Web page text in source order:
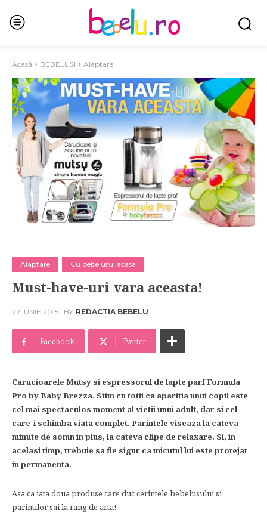
Acasă BEBELUSI Alaptare
Alaptare Cu bebelusul acasa
Must-have-uri vara aceasta!
22 IUNIE 2015 BY REDACTIA BEBELU
Facebook Twitter
Carucioarele Mutsy si espressorul de lapte parf Formula
Pro by Baby Brezza. Stim cu totii ca aparitia unui copil este
cel mai spectaculos moment al vietii unui adult, dar si cel
care-i schimba viata complet. Parintele viseaza la cateva
minute de somn in plus, la cateva clipe de relaxare. Si, in
acelasi timp, trebuie sa fie sigur ca micutul lui este protejat
in permanenta.
Asa ca iata doua produse care duc cerintele bebelusului si
parintilor sai la rang de arta!